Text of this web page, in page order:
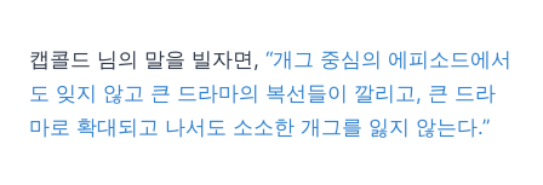
캡콜드 님의 말을 빌자면, “개그 중심의 에피소드에서
도 잊지 않고 큰 드라마의 복선들이 깔리고, 큰 드라
마로 확대되고 나서도 소소한 개그를 잃지 않는다.”